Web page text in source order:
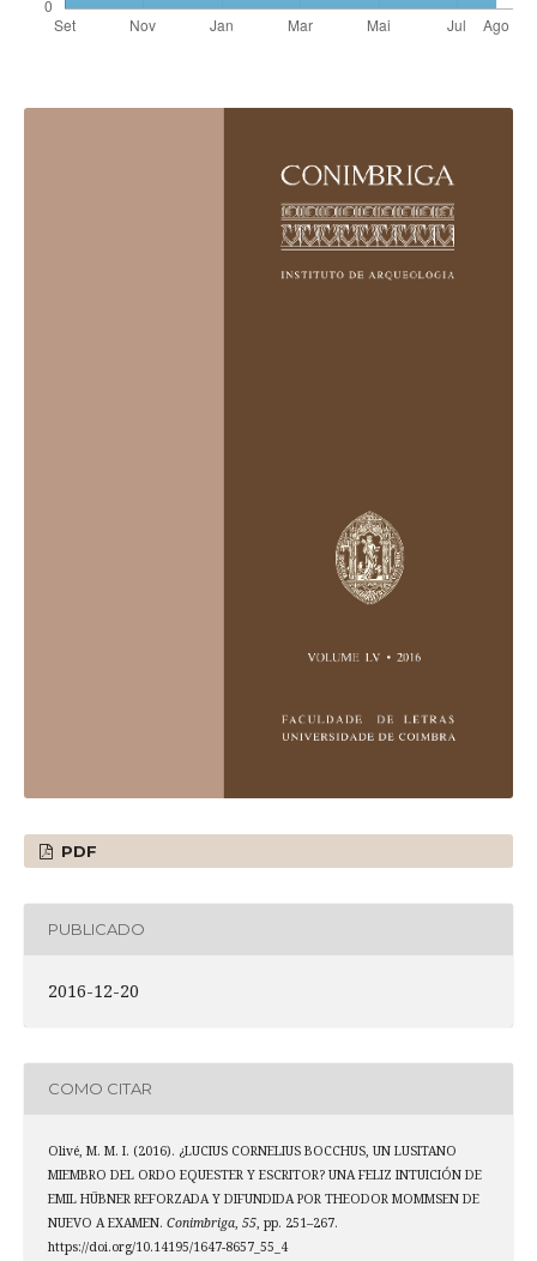
PDF
PUBLICADO
2016-12-20
COMO CITAR
Olivé, M. M. I. (2016). ¿LUCIUS CORNELIUS BOCCHUS, UN LUSITANO
MIEMBRO DEL ORDO EQUESTER Y ESCRITOR? UNA FELIZ INTUICIÓN DE
EMIL HÜBNER REFORZADA Y DIFUNDIDA POR THEODOR MOMMSEN DE
NUEVO A EXAMEN. Conimbriga, 55, pp. 251–267.
https://doi.org/10.14195/1647-8657_55_4